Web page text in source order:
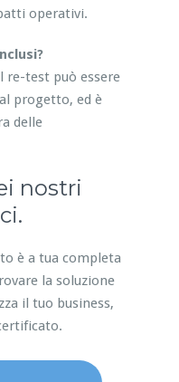
operativi.
re-test può essere
progetto, ed è
delle
nostri
è a tua completa
la soluzione
il tuo business,